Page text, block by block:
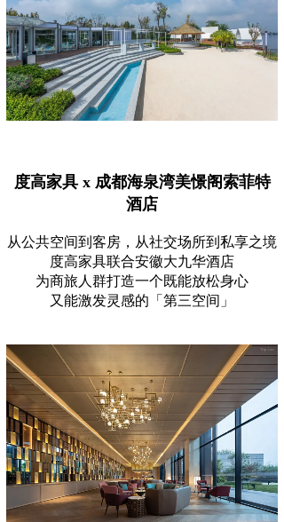
度高家具 x 成都海泉湾美憬阁索菲特
酒店
从公共空间到客房，从社交场所到私享之境
度高家具联合安徽大九华酒店
为商旅人群打造一个既能放松身心
又能激发灵感的「第三空间」